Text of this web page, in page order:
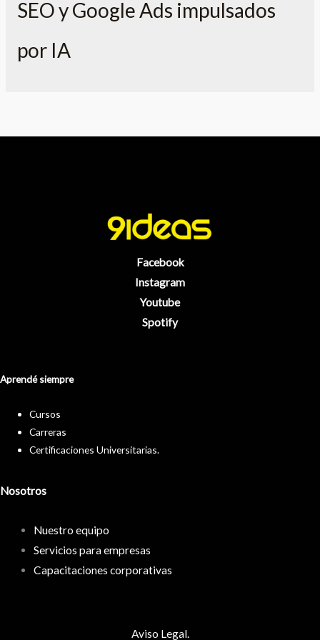
SEO y Google Ads impulsados
por IA
Facebook
Instagram
Youtube
Spotify
Aprendé siempre
Cursos
Carreras
Certificaciones Universitarias.
Nosotros
Nuestro equipo
Servicios para empresas
Capacitaciones corporativas
Aviso Legal.